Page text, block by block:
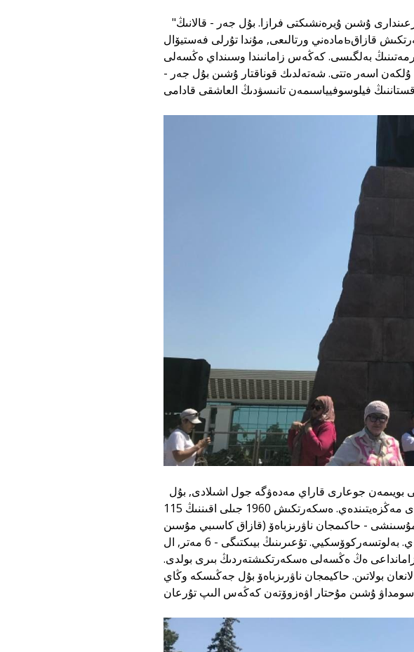
"ابايدىڭ قاسىندا كەزدەسەيىك" دەگەن سوز قالا تۇرعىندارى ۇشىن ۇيرەنشىكتى فرازا. بۇل جەر - قالانىڭ
مادەني ورتالىعى, مۇندا تۇرلى فەستيۆالьدەر مەن ادەبي كەشتەر وتەدى. بۇل ەسكەرتكىش قازاق
بەلگىسى. كەڭەس زامانىندا وسىنداي ەڭسەلى
ۇلكەن اسەر ەتتى. شەتەلدىك قوناقتار ۇشىن بۇل جەر -
سيمۆوليكالىق تۇردە "بىلىمنەن - بيىككە" دەگەندى مەڭزەيتىندەي. ەسكەرتكىش 1960 جىلى اقىننىڭ 115
- حاكىمجان ناۋرىزباەۆ (قازاق كاسىبي مۇسىن
ونەرىنىڭ نەگىزىن سالۋشى), ساۋلەتشى - ي. بەلوتسەركوۆسكيي. تۇعىرىنىڭ بيىكتىگى - 6 مەتر, ال
بۇل سول زامانداعى ەڭ ەڭسەلى ەسكەرتكىشتەردىڭ بىرى بولدى.
بولاتىن. حاكيمجان ناۋرىزباەۆ بۇل جەڭىسكە وڭاي